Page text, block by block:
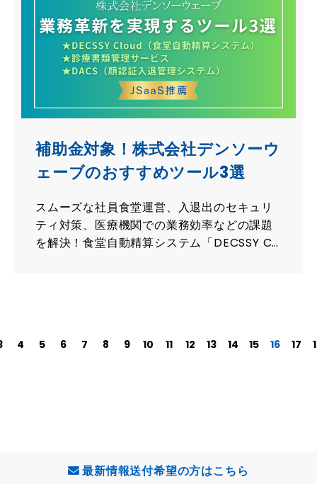
補助金対象！株式会社デンソーウ
ェーブのおすすめツール3選
スムーズな社員食堂運営、入退出のセキュリ
ティ対策、医療機関での業務効率などの課題
を解決！食堂自動精算システム「DECSSY Cl
4 5 6 7 8 9 10 11 12 13 14 15 16 17
最新情報送付希望の方はこちら